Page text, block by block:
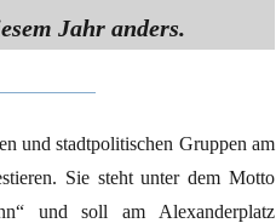
Jahr anders.
und stadtpolitischen Gruppen am
Sie steht unter dem Motto
und soll am Alexanderplatz